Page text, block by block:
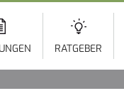
RATGEBER